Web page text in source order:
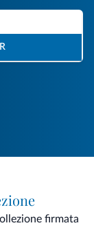
firmata